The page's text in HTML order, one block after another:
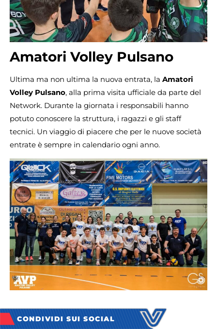
Amatori Volley Pulsano
Ultima ma non ultima la nuova entrata, la Amatori
Volley Pulsano, alla prima visita ufficiale da parte del
Network. Durante la giornata i responsabili hanno
potuto conoscere la struttura, i ragazzi e gli staff
tecnici. Un viaggio di piacere che per le nuove società
entrate è sempre in calendario ogni anno.
CONDIVIDI SUI SOCIAL